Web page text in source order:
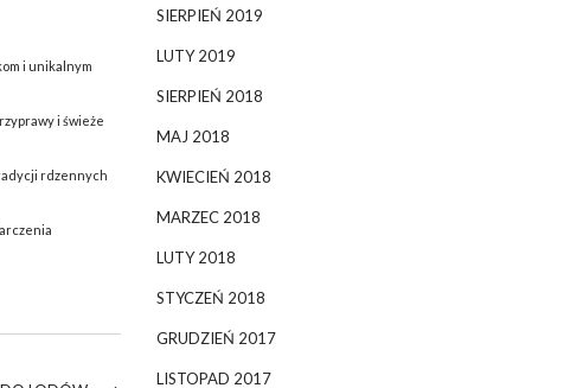
i unikalnym
i świeże
rdzennych
SIERPIEŃ 2019
LUTY 2019
SIERPIEŃ 2018
MAJ 2018
KWIECIEŃ 2018
MARZEC 2018
LUTY 2018
STYCZEŃ 2018
GRUDZIEŃ 2017
LISTOPAD 2017